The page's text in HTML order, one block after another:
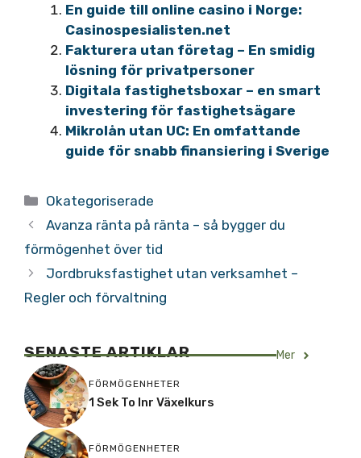
En guide till online casino i Norge:
Casinospesialisten.net
Fakturera utan företag – En smidig
lösning för privatpersoner
Digitala fastighetsboxar – en smart
investering för fastighetsägare
Mikrolån utan UC: En omfattande
guide för snabb finansiering i Sverige
Kategorier
Okategoriserade
Avanza ränta på ränta – så bygger du
förmögenhet över tid
Jordbruksfastighet utan verksamhet –
Regler och förvaltning
SENASTE ARTIKLAR Mer
FÖRMÖGENHETER
1 Sek To Inr Växelkurs
FÖRMÖGENHETER